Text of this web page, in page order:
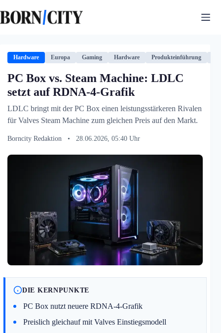
Inhalt
springen
Hardware Europa Gaming Hardware Produkteinführung
PC Box vs. Steam Machine: LDLC
setzt auf RDNA-4-Grafik
LDLC bringt mit der PC Box einen leistungsstärkeren Rivalen
für Valves Steam Machine zum gleichen Preis auf den Markt.
Borncity Redaktion • 28.06.2026, 05:40 Uhr
DIE KERNPUNKTE
PC Box nutzt neuere RDNA-4-Grafik
Preislich gleichauf mit Valves Einstiegsmodell